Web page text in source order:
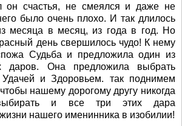
он счастья, не смеялся и даже не
было очень плохо. И так длилось
месяца в месяц, из года в год. Но
день свершилось чудо! К нему
Судьба и предложила один из
даров. Она предложила выбрать
и Здоровьем. так поднимем
нашему дорогому другу никогда
и все три этих дара
нашего именинника в изобилии!